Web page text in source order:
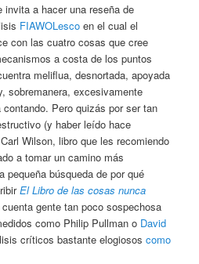
a hacer una reseña de
FIAWOLesco en el cual el
con las cuatro cosas que cree
a costa de los puntos
meliflua, desnortada, apoyada
sobremanera, excesivamente
Pero quizás por ser tan
(y haber leído hace
Wilson, libro que les recomiendo
a tomar un camino más
búsqueda de por qué
El Libro de las cosas nunca
gente tan poco sospechosa
como Philip Pullman o David
críticos bastante elogiososcomo